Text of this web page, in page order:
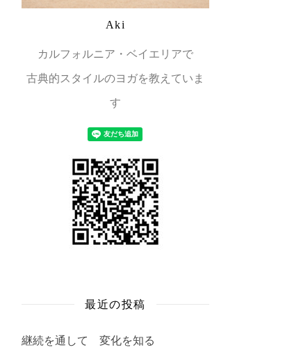
Aki
カルフォルニア・ベイエリアで
古典的スタイルのヨガを教えていま
す
最近の投稿
継続を通して 変化を知る